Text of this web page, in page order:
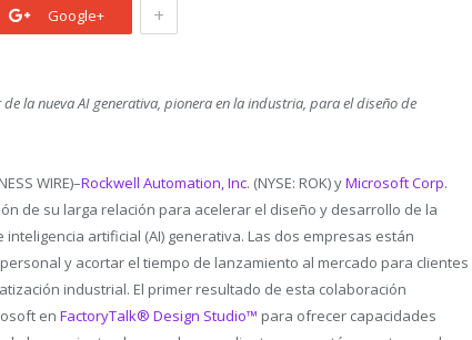
Google+ +
la nueva AI generativa, pionera en la industria, para el diseño de
WIRE)–Rockwell Automation, Inc. (NYSE: ROK) yMicrosoft Corp.
de su larga relación para acelerar el diseño y desarrollo de la
artificial (AI) generativa. Las dos empresas están
y acortar el tiempo de lanzamiento al mercado para clientes
industrial. El primer resultado de esta colaboración
en FactoryTalk® Design Studio™ para ofrecer capacidades